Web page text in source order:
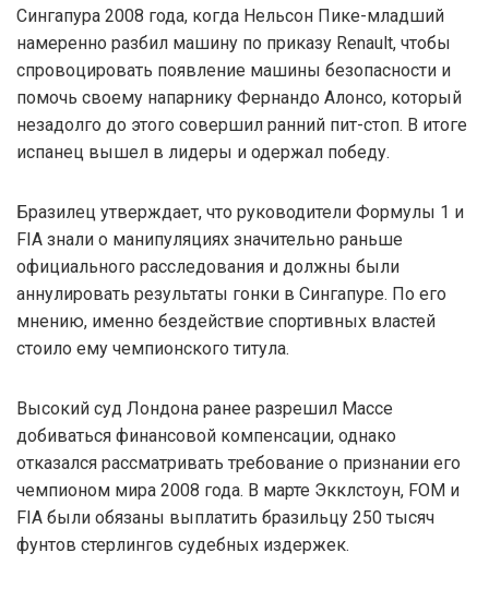
Сингапура 2008 года, когда Нельсон Пике-младший
намеренно разбил машину по приказу Renault, чтобы
спровоцировать появление машины безопасности и
помочь своему напарнику Фернандо Алонсо, который
незадолго до этого совершил ранний пит-стоп. В итоге
испанец вышел в лидеры и одержал победу.
Бразилец утверждает, что руководители Формулы 1 и
FIA знали о манипуляциях значительно раньше
официального расследования и должны были
аннулировать результаты гонки в Сингапуре. По его
мнению, именно бездействие спортивных властей
стоило ему чемпионского титула.
Высокий суд Лондона ранее разрешил Массе
добиваться финансовой компенсации, однако
отказался рассматривать требование о признании его
чемпионом мира 2008 года. В марте Экклстоун, FOM и
FIA были обязаны выплатить бразильцу 250 тысяч
фунтов стерлингов судебных издержек.